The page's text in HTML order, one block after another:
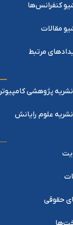
کنفرانس‌ها
مقالات
مرتبط
نشریه پژوهشی کامپیوتر
نشریه علوم رایانش
حقوقی